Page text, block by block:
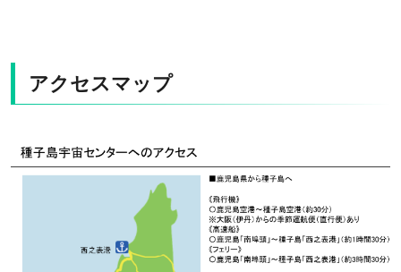
アクセスマップ